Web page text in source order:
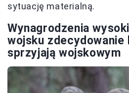
sytuację materialną.
Wynagrodzenia
wojsku zdecydowanie
sprzyjają wojskowym